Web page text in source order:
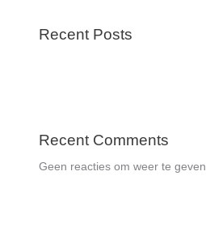
Recent Posts
Recent Comments
Geen reacties om weer te geven.